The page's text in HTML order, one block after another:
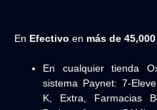
En Efectivo en más de 45,000
En cualquier tienda
sistema Paynet: 7-
K, Extra, Farmacias